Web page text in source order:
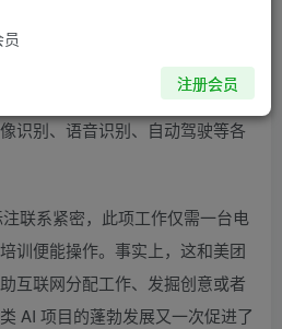
方式对图片、音频以及语音内容
量的非结构性数据处理成机器能
数据会被人工智能企业用于训练
识别、语音识别、自动驾驶等各
联系紧密，此项工作仅需一台电
训便能操作。事实上，这和美团
互联网分配工作、发掘创意或者
AI 项目的蓬勃发展又一次促进了
注册会员